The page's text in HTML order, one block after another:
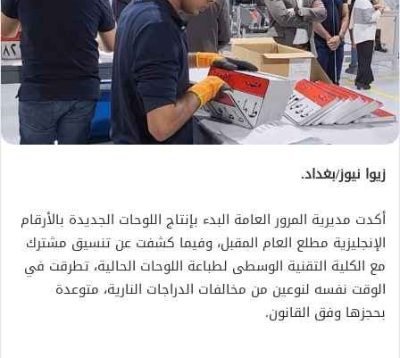
زيوا نيوز/بغداد.
أكدت مديرية المرور العامة البدء بإنتاج اللوحات الجديدة بالأرقام
الإنجليزية مطلع العام المقبل، وفيما كشفت عن تنسيق مشترك
مع الكلية التقنية الوسطى لطباعة اللوحات الحالية، تطرقت في
الوقت نفسه لنوعين من مخالفات الدراجات النارية، متوعدة
بحجزها وفق القانون.